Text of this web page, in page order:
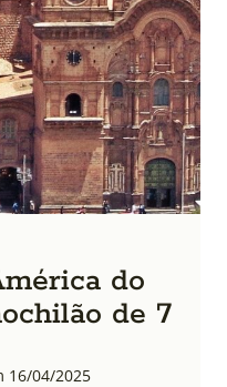
do
de 7
16/04/2025